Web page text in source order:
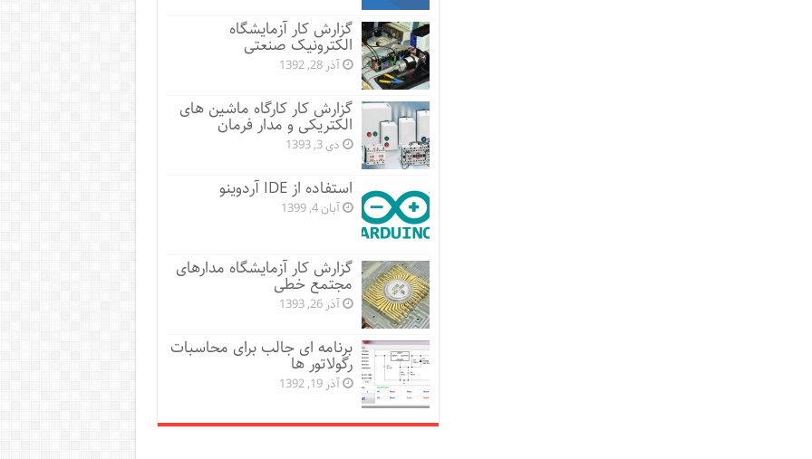
گزارش کار آزمایشگاه
الکترونیک صنعتی
آذر 28, 1392
گزارش کار کارگاه ماشین های
الکتریکی و مدار فرمان
دی 3, 1393
استفاده از IDE آردوینو
آبان 4, 1399
گزارش کار آزمایشگاه مدارهای
مجتمع خطی
آذر 26, 1393
برنامه ای جالب برای محاسبات
رگولاتور ها
آذر 19, 1392